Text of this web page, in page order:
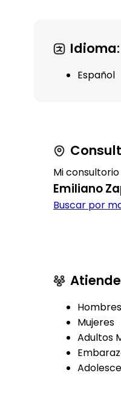
Idioma:
Español
Mi
Emiliano
Buscar por
Hombres
Mujeres
Adultos